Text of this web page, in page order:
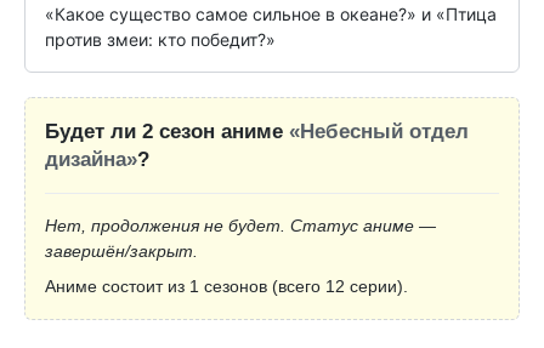
«Какое существо самое сильное в океане?» и «Птица
против змеи: кто победит?»
Будет ли 2 сезон аниме «Небесный отдел
дизайна»?
Нет, продолжения не будет. Статус аниме —
завершён/закрыт.
Аниме состоит из 1 сезонов (всего 12 серии).